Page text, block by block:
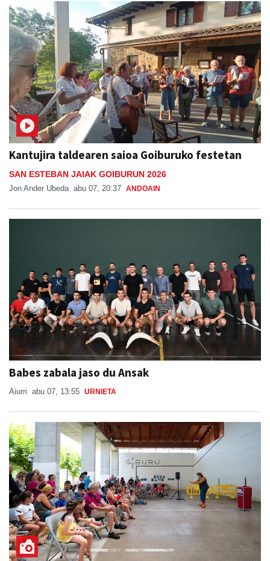
Kantujira taldearen saioa Goiburuko festetan
SAN ESTEBAN JAIAK GOIBURUN 2026
Jon Ander Ubeda abu 07, 20:37 ANDOAIN
Babes zabala jaso du Ansak
Aiurri abu 07, 13:55 URNIETA